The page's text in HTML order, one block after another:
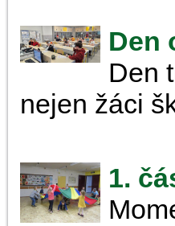
Den
Den
nejen žáci
1.